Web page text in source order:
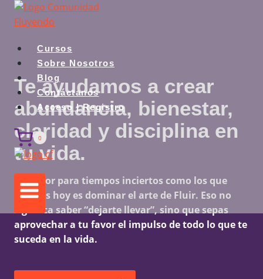
Saltar
Cursos
Sobre Nosotros
Blog
Contáctanos
Acceso | Registro
0
Te ayudamos a crear
abundancia, bienestar,
claridad y disciplina en
tu vida.
Lo mejor para tiempos inciertos como los que
vivimos hoy es dominar el arte de Fluir. Eso no
significa saber “dejarte llevar”, sino que sepas
aprovechar a tu favor el impulso de todo lo que te
suceda en la vida.